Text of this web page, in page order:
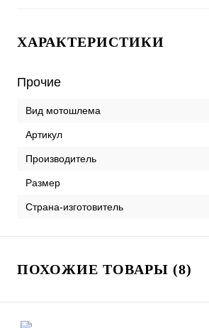
ХАРАКТЕРИСТИКИ
Прочие
Вид мотошлема
Артикул
Производитель
Размер
Страна-изготовитель
ПОХОЖИЕ ТОВАРЫ (8)